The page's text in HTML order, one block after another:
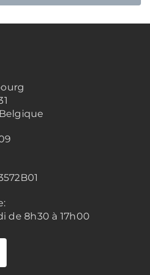
de 8h30 à 17h00